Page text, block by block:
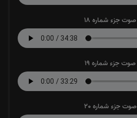
صوت جزء شماره 18
صوت جزء شماره 19
صوت جزء شماره 20